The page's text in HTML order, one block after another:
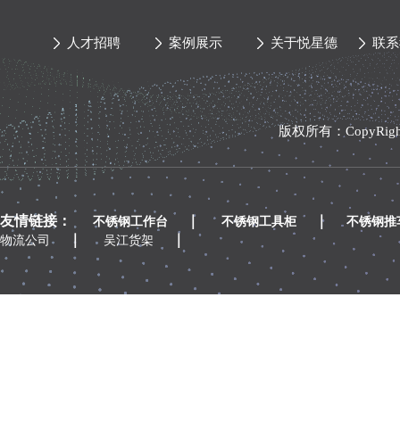
人才招聘 案例展示 关于悦星德 联
版权所有：
友情链接： 不锈钢工作台 ｜ 不锈钢工具柜 ｜
不锈钢推
物流公司
｜ 吴江货架